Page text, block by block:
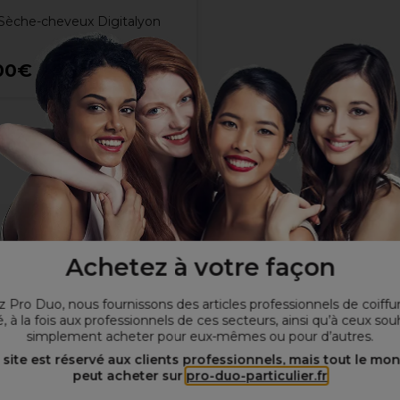
Achetez à votre façon
Pro Duo, nous fournissons des articles professionnels de
à la fois aux professionnels de ces secteurs, ainsi qu’à ceux
simplement acheter pour eux-mêmes ou pour d’autres.
site est réservé aux clients professionnels, mais tout le
peut acheter sur pro-duo-particulier.fr
cheveux Digitalyon
Hors TVA
heure
recyclables et un séchage ultrarapide pour des économies